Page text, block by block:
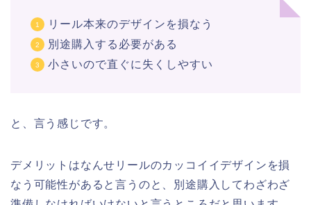
リール本来のデザインを損なう
別途購入する必要がある
小さいので直ぐに失くしやすい
と、言う感じです。
デメリットはなんせリールのカッコイイデザインを損
なう可能性があると言うのと、別途購入してわざわざ